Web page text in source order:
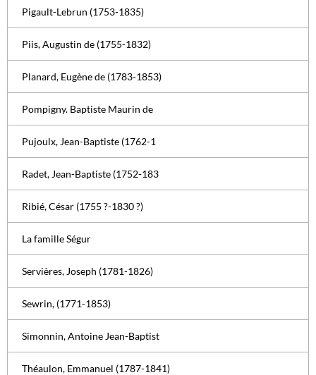
Pigault-Lebrun (1753-1835)
Piis, Augustin de (1755-1832)
Planard, Eugène de (1783-1853)
Pompigny. Baptiste Maurin de
Pujoulx, Jean-Baptiste (1762-1
Radet, Jean-Baptiste (1752-183
Ribié, César (1755 ?-1830 ?)
La famille Ségur
Servières, Joseph (1781-1826)
Sewrin, (1771-1853)
Simonnin, Antoine Jean-Baptist
Théaulon, Emmanuel (1787-1841)